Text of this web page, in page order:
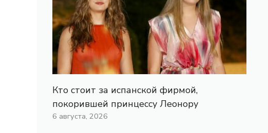
Кто стоит за испанской фирмой,
покорившей принцессу Леонору
6 августа, 2026